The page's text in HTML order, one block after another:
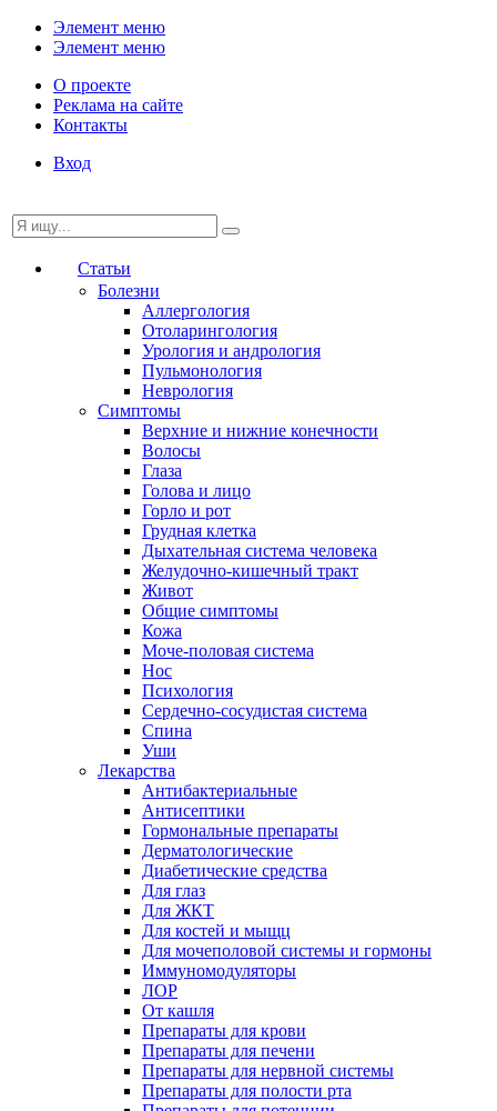
Элемент меню
Элемент меню
О проекте
Реклама на сайте
Контакты
Вход
Статьи
Болезни
Аллергология
Отоларингология
Урология и андрология
Пульмонология
Неврология
Симптомы
Верхние и нижние конечности
Волосы
Глаза
Голова и лицо
Горло и рот
Грудная клетка
Дыхательная система человека
Желудочно-кишечный тракт
Живот
Общие симптомы
Кожа
Моче-половая система
Нос
Психология
Сердечно-сосудистая система
Спина
Уши
Лекарства
Антибактериальные
Антисептики
Гормональные препараты
Дерматологические
Диабетические средства
Для глаз
Для ЖКТ
Для костей и мыщц
Для мочеполовой системы и гормоны
Иммуномодуляторы
ЛОР
От кашля
Препараты для крови
Препараты для печени
Препараты для нервной системы
Препараты для полости рта